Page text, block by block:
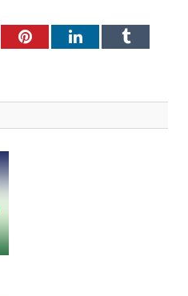
PinterestLinkedInTumblr